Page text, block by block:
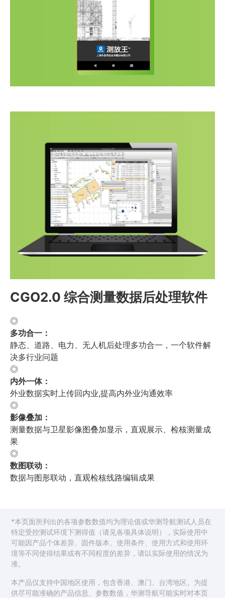
CGO2.0 综合测量数据后处理软件
◎
多功合一：
静态、道路、电力、无人机后处理多功合一，一个软件解
决多行业问题
◎
内外一体：
外业数据实时上传回内业,提高内外业沟通效率
◎
影像叠加：
测量数据与卫星影像图叠加显示，直观展示、检核测量成
果
◎
数图联动：
数据与图形联动，直观检核线路编辑成果
*本页面所列出的各项参数数值均为理论值或华测导航测试人员在
特定受控测试环境下测得值（请见各项具体说明），实际使用中
可能因产品个体差异、固件版本、使用条件、使用方式和使用环
境等不同使得结果或有不同程度的差异，请以实际使用的情况为
准。
本产品仅支持中国地区使用，包含香港、澳门、台湾地区。为提
供尽可能准确的产品信息、参数数值，华测导航可能实时对本页